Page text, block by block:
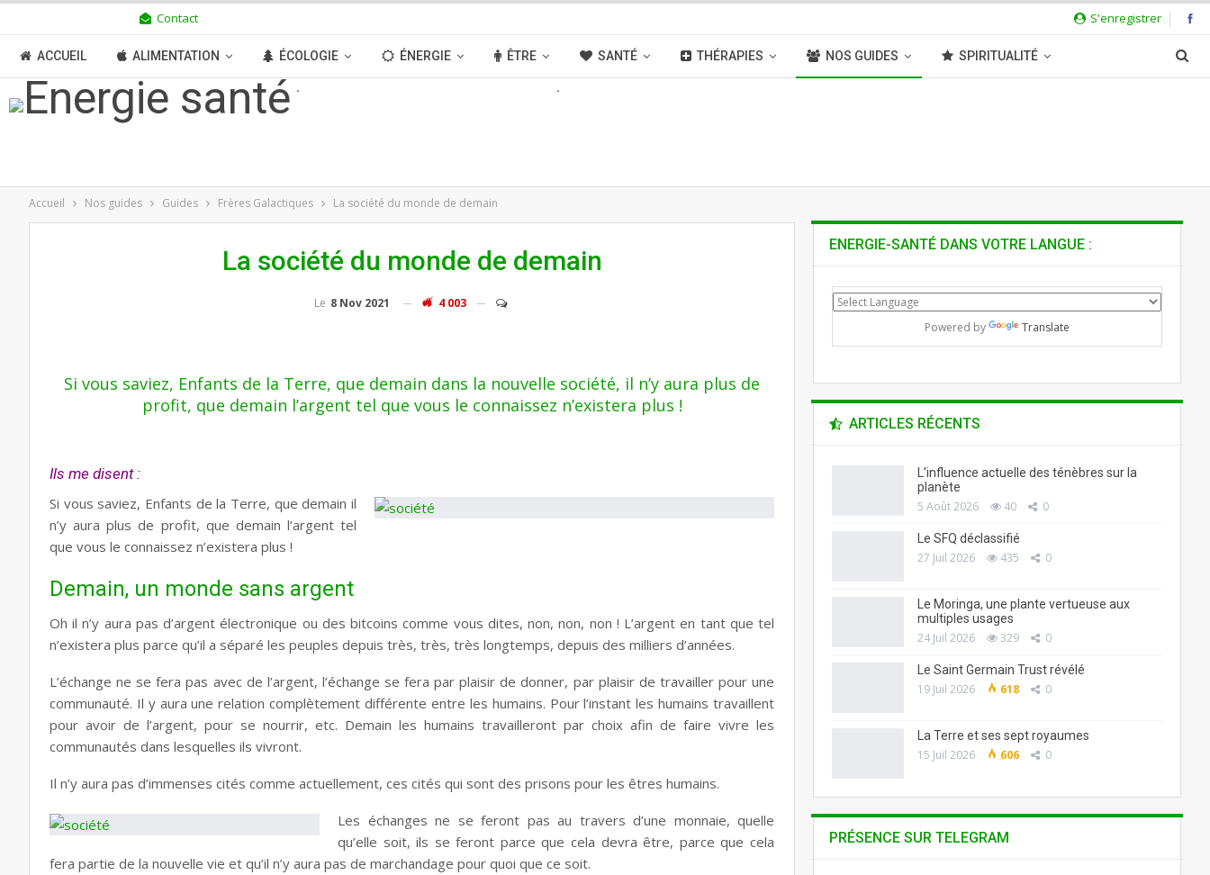
S'enregistrer
Contact
ACCUEIL ALIMENTATION ÉCOLOGIE ÉNERGIE ÊTRE SANTÉ THÉRAPIES NOS GUIDES SPIRITUALITÉ
TRANSITION BOUTIQUE MÉDIAS
Accueil Nos guides Guides Frères Galactiques La société du monde de demain
La société du monde de demain
Le 8 Nov 2021 4 003
Si vous saviez, Enfants de la Terre, que demain dans la nouvelle société, il n’y aura plus de
profit, que demain l’argent tel que vous le connaissez n’existera plus !
Ils me disent :
Si vous saviez, Enfants de la Terre, que demain il
n’y aura plus de profit, que demain l’argent tel
que vous le connaissez n’existera plus !
Demain, un monde sans argent
Oh il n’y aura pas d’argentélectronique ou des bitcoins comme vous dites, non, non, non ! L’argent en tant que tel
n’existera plus parce qu’il a séparé les peuples depuis très, très, très longtemps, depuis des milliers d’années.
L’échange ne se fera pas avec de l’argent, l’échange se fera par plaisir de donner, par plaisir de travailler pour une
communauté. Il y aura une relation complètement différente entre les humains. Pour l’instant les humains travaillent
pour avoir de l’argent, pour se nourrir, etc. Demain les humains travailleront par choix afin de faire vivre les
communautés dans lesquelles ils vivront.
Il n’y aura pas d’immenses cités comme actuellement, ces cités qui sont des prisons pour les êtres humains.
Les échanges ne se feront pas au travers d’une monnaie, quelle
qu’elle soit, ils se feront parce que cela devra être, parce que cela
fera partie de la nouvelle vie et qu’il n’y aura pas de marchandage pour quoi que ce soit.
ENERGIE-SANTÉ DANS VOTRE LANGUE :
Powered by Translate
ARTICLES RÉCENTS
L’influence actuelle des ténèbres sur la
planète
5 Août 2026 40 0
Le SFQ déclassifié
27 Juil 2026 435 0
Le Moringa, une plante vertueuse aux
multiples usages
24 Juil 2026 329 0
Le Saint Germain Trust révélé
19 Juil 2026 618 0
La Terre et ses sept royaumes
15 Juil 2026 606 0
PRÉSENCE SUR TELEGRAM